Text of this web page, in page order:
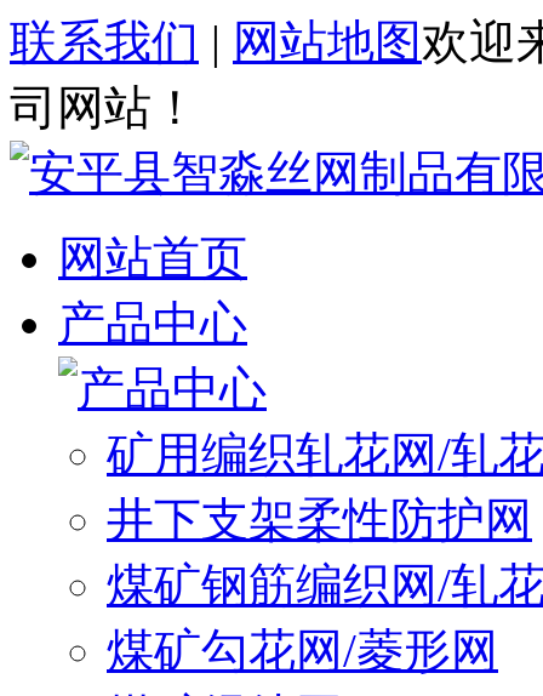
联系我们 | 网站地图欢迎
司网站！
网站首页
产品中心
矿用编织轧花网/轧
井下支架柔性防护网
煤矿钢筋编织网/轧
煤矿勾花网/菱形网